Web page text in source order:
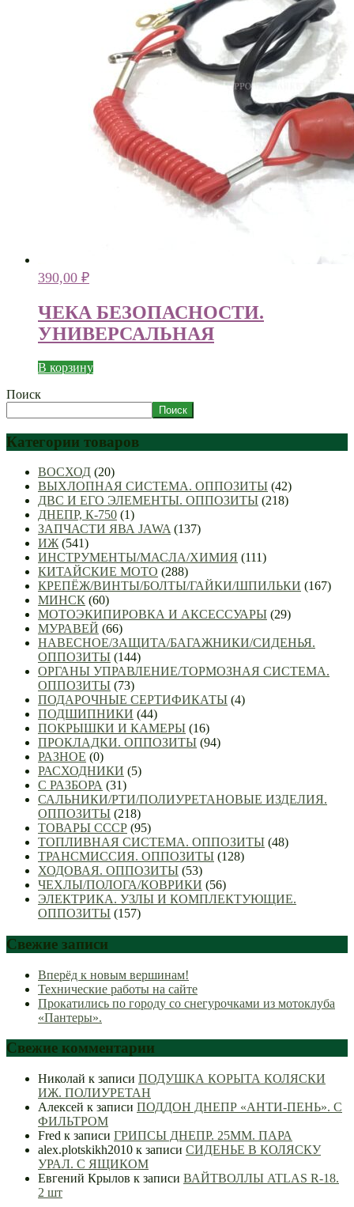
390,00 ₽
ЧЕКА БЕЗОПАСНОСТИ.
УНИВЕРСАЛЬНАЯ
В корзину
Поиск
Поиск
Категории товаров
ВОСХОД (20)
ВЫХЛОПНАЯ СИСТЕМА. ОППОЗИТЫ (42)
ДВС И ЕГО ЭЛЕМЕНТЫ. ОППОЗИТЫ (218)
ДНЕПР, К-750 (1)
ЗАПЧАСТИ ЯВА JAWA (137)
ИЖ (541)
ИНСТРУМЕНТЫ/МАСЛА/ХИМИЯ (111)
КИТАЙСКИЕ МОТО (288)
КРЕПЁЖ/ВИНТЫ/БОЛТЫ/ГАЙКИ/ШПИЛЬКИ (167)
МИНСК (60)
МОТОЭКИПИРОВКА И АКСЕССУАРЫ (29)
МУРАВЕЙ (66)
НАВЕСНОЕ/ЗАЩИТА/БАГАЖНИКИ/СИДЕНЬЯ.
ОППОЗИТЫ (144)
ОРГАНЫ УПРАВЛЕНИЕ/ТОРМОЗНАЯ СИСТЕМА.
ОППОЗИТЫ (73)
ПОДАРОЧНЫЕ СЕРТИФИКАТЫ (4)
ПОДШИПНИКИ (44)
ПОКРЫШКИ И КАМЕРЫ (16)
ПРОКЛАДКИ. ОППОЗИТЫ (94)
РАЗНОЕ (0)
РАСХОДНИКИ (5)
С РАЗБОРА (31)
САЛЬНИКИ/РТИ/ПОЛИУРЕТАНОВЫЕ ИЗДЕЛИЯ.
ОППОЗИТЫ (218)
ТОВАРЫ СССР (95)
ТОПЛИВНАЯ СИСТЕМА. ОППОЗИТЫ (48)
ТРАНСМИССИЯ. ОППОЗИТЫ (128)
ХОДОВАЯ. ОППОЗИТЫ (53)
ЧЕХЛЫ/ПОЛОГА/КОВРИКИ (56)
ЭЛЕКТРИКА. УЗЛЫ И КОМПЛЕКТУЮЩИЕ.
ОППОЗИТЫ (157)
Свежие записи
Вперёд к новым вершинам!
Технические работы на сайте
Прокатились по городу со снегурочками из мотоклуба
«Пантеры».
Свежие комментарии
Николай к записи ПОДУШКА КОРЫТА КОЛЯСКИ
ИЖ. ПОЛИУРЕТАН
Алексей к записи ПОДДОН ДНЕПР «АНТИ-ПЕНЬ». С
ФИЛЬТРОМ
Fred к записи ГРИПСЫ ДНЕПР. 25ММ. ПАРА
alex.plotskikh2010 к записи СИДЕНЬЕ В КОЛЯСКУ
УРАЛ. С ЯЩИКОМ
Евгений Крылов к записи ВАЙТВОЛЛЫ ATLAS R-18.
2 шт